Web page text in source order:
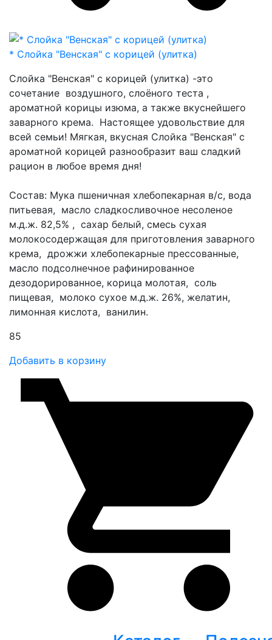
* Слойка "Венская" с корицей (улитка)
Слойка "Венская" с корицей (улитка) -это
сочетание воздушного, слоёного теста ,
ароматной корицы изюма, а также вкуснейшего
заварного крема. Настоящее удовольствие для
всей семьи! Мягкая, вкусная Слойка "Венская" с
ароматной корицей разнообразит ваш сладкий
рацион в любое время дня!
Состав: Мука пшеничная хлебопекарная в/с, вода
питьевая, масло сладкосливочное несоленое
м.д.ж. 82,5% , сахар белый, смесь сухая
молокосодержащая для приготовления заварного
крема, дрожжи хлебопекарные прессованные,
масло подсолнечное рафинированное
дезодорированное, корица молотая, соль
пищевая, молоко сухое м.д.ж. 26%, желатин,
лимонная кислота, ванилин.
85
Добавить в корзину